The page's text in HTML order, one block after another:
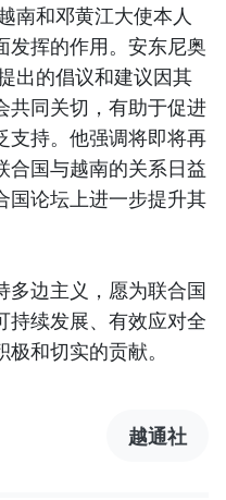
南和邓黄江大使本人
发挥的作用。安东尼奥
出的倡议和建议因其
共同关切，有助于促进
支持。他强调将即将再
合国与越南的关系日益
国论坛上进一步提升其
多边主义，愿为联合国
持续发展、有效应对全
和切实的贡献。
越通社